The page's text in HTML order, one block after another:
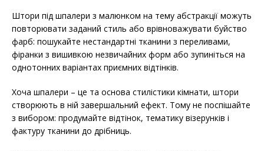
Штори під шпалери з малюнком на тему абстракції можуть
повторювати заданий стиль або врівноважувати буйство
фарб: пошукайте нестандартні тканини з переливами,
фіранки з вишивкою незвичайних форм або зупиніться на
однотонних варіантах приємних відтінків.
Хоча шпалери – це та основа стилістики кімнати, штори
створюють в ній завершальний ефект. Тому не поспішайте
з вибором: продумайте відтінок, тематику візерунків і
фактуру тканини до дрібниць.